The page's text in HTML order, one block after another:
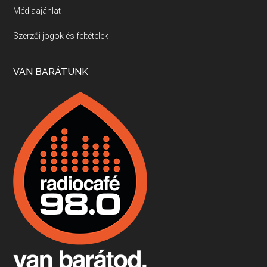
Villány, kékfrankos, Jackfall
Apr 17, 2026 • 00:35:38
Boston, teadélután, bab és homár
Apr 9, 2026 • 00:37:17
Fermentáljunk, a testünk meghálálja!
Apr 3, 2026 • 00:36:07
Médiaajánlat
Szerzői jogok és feltételek
VAN BARÁTUNK